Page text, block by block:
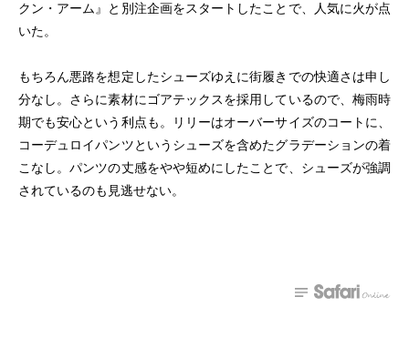
クン・アーム』と別注企画をスタートしたことで、人気に火が点
いた。
もちろん悪路を想定したシューズゆえに街履きでの快適さは申し
分なし。さらに素材にゴアテックスを採用しているので、梅雨時
期でも安心という利点も。リリーはオーバーサイズのコートに、
コーデュロイパンツというシューズを含めたグラデーションの着
こなし。パンツの丈感をやや短めにしたことで、シューズが強調
されているのも見逃せない。